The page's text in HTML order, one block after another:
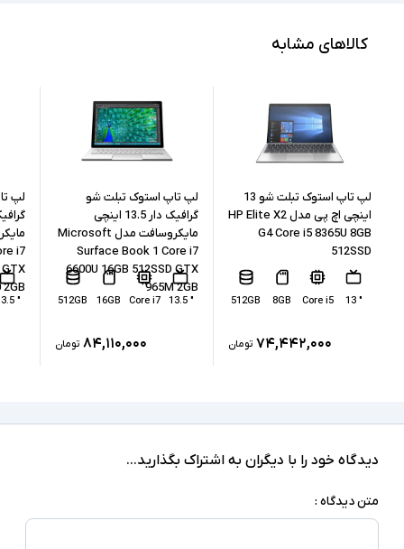
نسل پردازنده
8GB
حافظه داخلی 256GB
نوع حافظه داخلی SSD
پردازنده گرافیکی Intel Iris Xe Graphics
درایو نوری ندارد
سیستم عامل
کالاهای مشابه
لپ تاپ استوک تبلت شو 13
اینچی اچ پی مدل HP Elite X2
G4 Core i5 8365U 8GB
512SSD
" 13
Core i5
8GB
512GB
۷۴,۴۴۲,۰۰۰ تومان
لپ تاپ استوک تبلت شو
گرافیک دار 13.5 اینچی
مایکروسافت مدل Microsoft
Surface Book 1 Core i7
6600U 16GB 512SSD GTX
965M 2GB
" 13.5
Core i7
16GB
512GB
۸۴,۱۱۰,۰۰۰ تومان
لپ
i7
GTX
2GB
" 13.5
دیدگاه خود را با دیگران به اشتراک بگذارید...
متن دیدگاه :